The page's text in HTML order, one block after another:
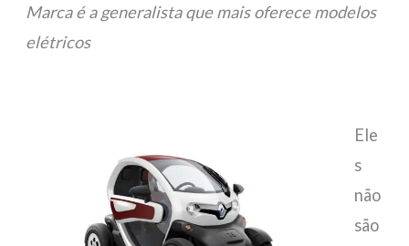
Marca é a generalista que mais oferece modelos
elétricos
Ele
s
não
são